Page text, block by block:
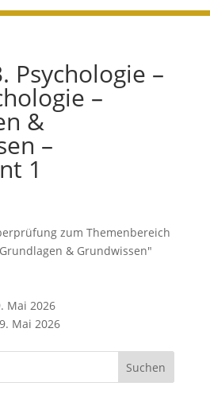
Psychologie –
–
&
–
1
zum Themenbereich
& Grundwissen"
Mai 2026
Mai 2026